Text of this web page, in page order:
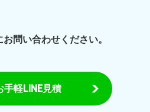
問い合わせください。
手軽LINE見積